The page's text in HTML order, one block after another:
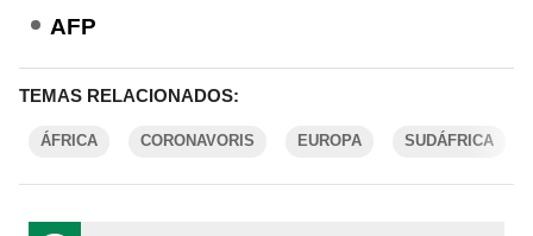
AFP
TEMAS RELACIONADOS:
ÁFRICA CORONAVORIS EUROPA SUDÁFRICA